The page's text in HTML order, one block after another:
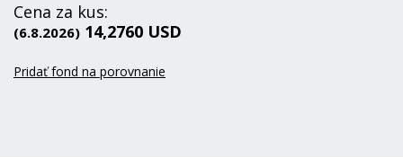
Cena za kus:
(6.8.2026) 14,2760 USD
Pridať fond na porovnanie